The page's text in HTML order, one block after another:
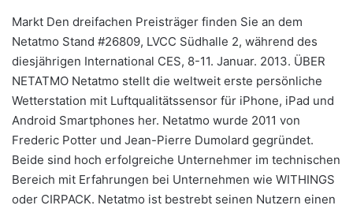
Markt Den dreifachen Preisträger finden Sie an dem
Netatmo Stand #26809, LVCC Südhalle 2, während des
diesjährigen International CES, 8-11. Januar. 2013. ÜBER
NETATMO Netatmo stellt die weltweit erste persönliche
Wetterstation mit Luftqualitätssensor für iPhone, iPad und
Android Smartphones her. Netatmo wurde 2011 von
Frederic Potter und Jean-Pierre Dumolard gegründet.
Beide sind hoch erfolgreiche Unternehmer im technischen
Bereich mit Erfahrungen bei Unternehmen wie WITHINGS
oder CIRPACK. Netatmo ist bestrebt seinen Nutzern einen